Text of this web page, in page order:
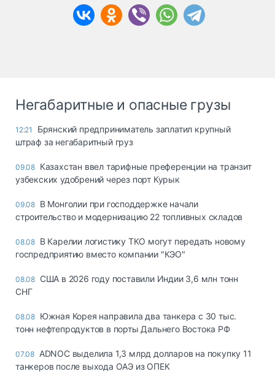
Негабаритные и опасные грузы
12:21
Брянский предприниматель заплатил крупный
штраф за негабаритный груз
09.08 Казахстан ввел тарифные преференции на транзит
узбекских удобрений через порт Курык
09.08 В Монголии при господдержке начали
строительство и модернизацию 22 топливных складов
08.08 В Карелии логистику ТКО могут передать новому
госпредприятию вместо компании "КЭО"
08.08 США в 2026 году поставили Индии 3,6 млн тонн
СНГ
08.08 Южная Корея направила два танкера с 30 тыс.
тонн нефтепродуктов в порты Дальнего Востока РФ
07.08 ADNOC выделила 1,3 млрд долларов на покупку 11
танкеров после выхода ОАЭ из ОПЕК